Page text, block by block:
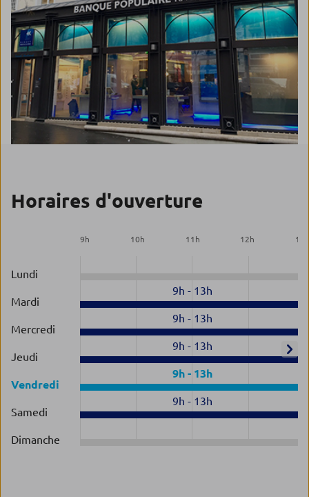
Horaires d'ouverture
9h 10h 11 h 12h 13
Lundi
Mardi
9h - 13h
Mercredi
9h - 13h
Jeudi
9h - 13h
Vendredi
9h- 13h
Samedi
9h - 13h
Dimanche